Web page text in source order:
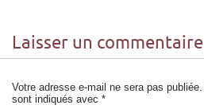
Laisser un commentaire
Votre adresse e-mail ne sera pas publiée.
sont indiqués avec *